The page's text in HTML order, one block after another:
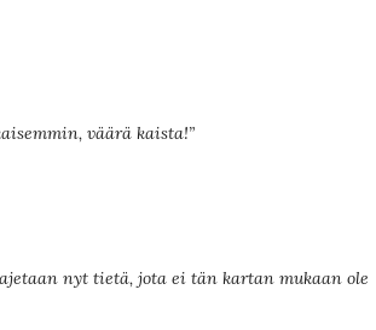
väärä kaista!”
nyt tietä, jota ei tän kartan mukaan ole